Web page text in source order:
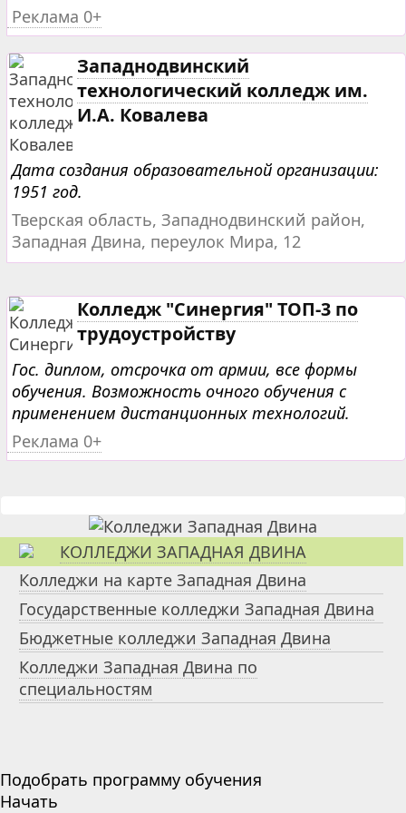
Реклама 0+
Западнодвинский
технологический колледж им.
И.А. Ковалева
Дата создания образовательной организации:
1951 год.
Тверская область, Западнодвинский район,
Западная Двина, переулок Мира, 12
Колледж "Синергия" ТОП-3 по
трудоустройству
Гос. диплом, отсрочка от армии, все формы
обучения. Возможность очного обучения с
применением дистанционных технологий.
Реклама 0+
КОЛЛЕДЖИ ЗАПАДНАЯ ДВИНА
Колледжи на карте Западная Двина
Государственные колледжи Западная Двина
Бюджетные колледжи Западная Двина
Колледжи Западная Двина по
специальностям
Подобрать программу обучения
Начать